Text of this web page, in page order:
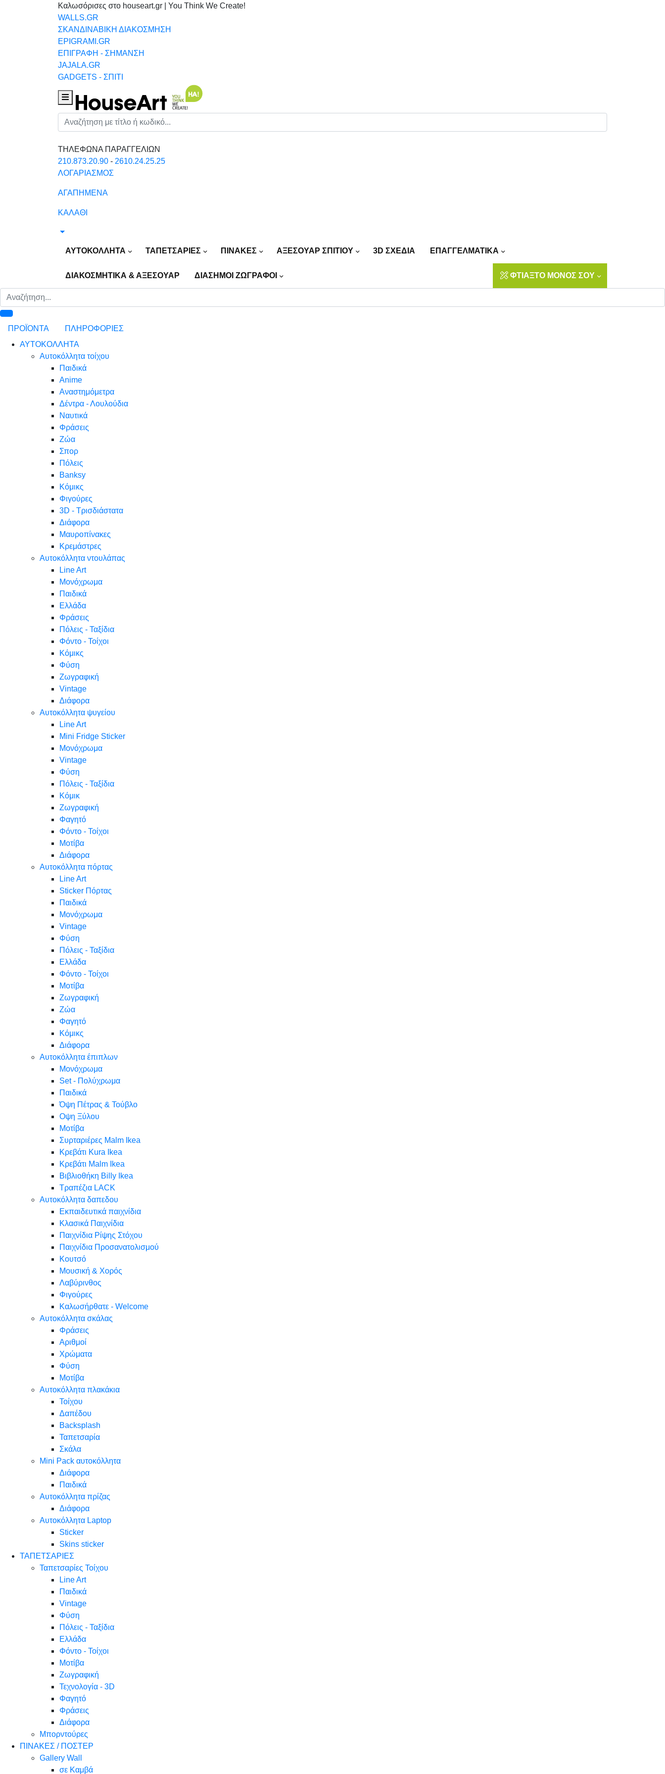
Καλωσόρισες στο houseart.gr | You Think We Create!
WALLS.GR
ΣΚΑΝΔΙΝΑΒΙΚΗ ΔΙΑΚΟΣΜΗΣΗ
EPIGRAMI.GR
ΕΠΙΓΡΑΦΗ - ΣΗΜΑΝΣΗ
JAJALA.GR
GADGETS - ΣΠΙΤΙ
Houseart Menu
Αναζήτηση
ΤΗΛΕΦΩΝΑ ΠΑΡΑΓΓΕΛΙΩΝ
210.873.20.90 - 2610.24.25.25
ΛΟΓΑΡΙΑΣΜΟΣ
ΑΓΑΠΗΜΕΝΑ
ΚΑΛΑΘΙ
ΑΥΤΟΚΟΛΛΗΤΑ ΤΑΠΕΤΣΑΡΙΕΣ ΠΙΝΑΚΕΣ ΑΞΕΣΟΥΑΡ ΣΠΙΤΙΟΥ 3D ΣΧΕΔΙΑ ΕΠΑΓΓΕΛΜΑΤΙΚΑ
ΔΙΑΚΟΣΜΗΤΙΚΑ & ΑΞΕΣΟΥΑΡ ΔΙΑΣΗΜΟΙ ΖΩΓΡΑΦΟΙ ΦΤΙΑΞΤΟ ΜΟΝΟΣ ΣΟΥ
ΠΡΟΪΟΝΤΑ
ΠΛΗΡΟΦΟΡΙΕΣ
ΑΥΤΟΚΟΛΛΗΤΑ
Αυτοκόλλητα τοίχου
Παιδικά
Anime
Αναστημόμετρα
Δέντρα - Λουλούδια
Ναυτικά
Φράσεις
Ζώα
Σπορ
Πόλεις
Banksy
Κόμικς
Φιγούρες
3D - Τρισδιάστατα
Διάφορα
Μαυροπίνακες
Κρεμάστρες
Αυτοκόλλητα ντουλάπας
Line Art
Μονόχρωμα
Παιδικά
Ελλάδα
Φράσεις
Πόλεις - Ταξίδια
Φόντο - Τοίχοι
Κόμικς
Φύση
Ζωγραφική
Vintage
Διάφορα
Αυτοκόλλητα ψυγείου
Line Art
Mini Fridge Sticker
Μονόχρωμα
Vintage
Φύση
Πόλεις - Ταξίδια
Κόμικ
Ζωγραφική
Φαγητό
Φόντο - Τοίχοι
Μοτίβα
Διάφορα
Αυτοκόλλητα πόρτας
Line Art
Sticker Πόρτας
Παιδικά
Μονόχρωμα
Vintage
Φύση
Πόλεις - Ταξίδια
Ελλάδα
Φόντο - Τοίχοι
Μοτίβα
Ζωγραφική
Ζώα
Φαγητό
Κόμικς
Διάφορα
Αυτοκόλλητα έπιπλων
Μονόχρωμα
Set - Πολύχρωμα
Παιδικά
Όψη Πέτρας & Τούβλο
Oψη Ξύλου
Μοτίβα
Συρταριέρες Malm Ikea
Κρεβάτι Kura Ikea
Κρεβάτι Malm Ikea
Βιβλιοθήκη Billy Ikea
Τραπέζια LACK
Αυτοκόλλητα δαπεδου
Εκπαιδευτικά παιχνίδια
Κλασικά Παιχνίδια
Παιχνίδια Ρίψης Στόχου
Παιχνίδια Προσανατολισμού
Κουτσό
Μουσική & Χορός
Λαβύρινθος
Φιγούρες
Καλωσήρθατε - Welcome
Αυτοκόλλητα σκάλας
Φράσεις
Αριθμοί
Χρώματα
Φύση
Μοτίβα
Αυτοκόλλητα πλακάκια
Τοίχου
Δαπέδου
Backsplash
Ταπετσαρία
Σκάλα
Mini Pack αυτοκόλλητα
Διάφορα
Παιδικά
Αυτοκόλλητα πρίζας
Διάφορα
Αυτοκόλλητα Laptop
Sticker
Skins sticker
ΤΑΠΕΤΣΑΡΙΕΣ
Ταπετσαρίες Τοίχου
Line Art
Παιδικά
Vintage
Φύση
Πόλεις - Ταξίδια
Ελλάδα
Φόντο - Τοίχοι
Μοτίβα
Ζωγραφική
Τεχνολογία - 3D
Φαγητό
Φράσεις
Διάφορα
Μπορντούρες
ΠΙΝΑΚΕΣ / ΠΟΣΤΕΡ
Gallery Wall
σε Καμβά